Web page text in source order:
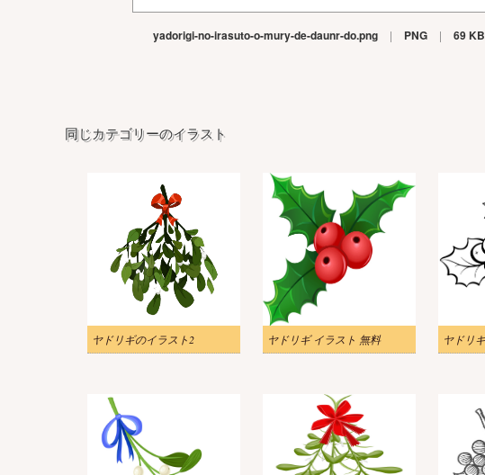
yadorigi-no-irasuto-o-mury-de-daunr-do.png | PNG | 69 KB
同じカテゴリーのイラスト
ヤドリギのイラスト2 ヤドリギ イラスト 無料